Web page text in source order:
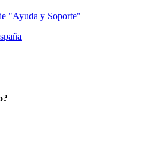
"Ayuda y Soporte"